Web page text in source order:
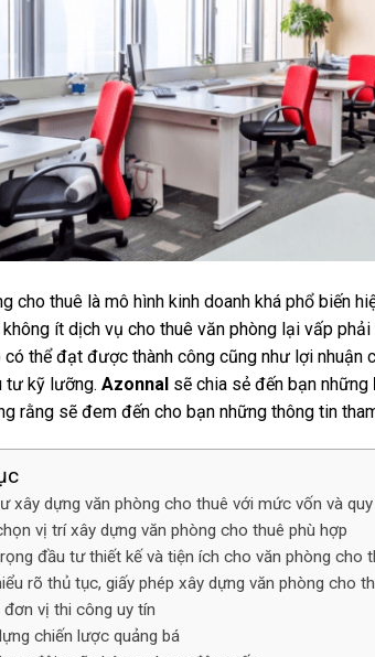
cho thuê là mô hình kinh doanh khá phổ biến
không ít dịch vụ cho thuê văn phòng lại vấp
thể đạt được thành công cũng như lợi nhuận
tư kỹ lưỡng. Azonnal sẽ chia sẻ đến bạn những
rằng sẽ đem đến cho bạn những thông tin
xây dựng văn phòng cho thuê với mức vốn và
vị trí xây dựng văn phòng cho thuê phù hợp
đầu tư thiết kế và tiện ích cho văn phòng cho
rõ thủ tục, giấy phép xây dựng văn phòng cho
đơn vị thi công uy tín
chiến lược quảng bá